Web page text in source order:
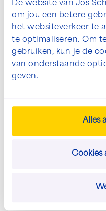
De website van Jos
om jou een betere
het websiteverkeer te
te optimaliseren. Om
gebruiken, kun je de
van onderstaande
geven.
Alles
Cookies
00:00